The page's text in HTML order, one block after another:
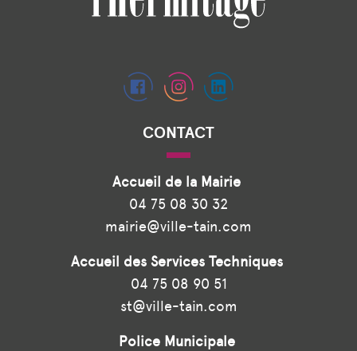
CONTACT
Accueil de la Mairie
04 75 08 30 32
mairie@ville-tain.com
Accueil des Services Techniques
04 75 08 90 51
st@ville-tain.com
Police Municipale